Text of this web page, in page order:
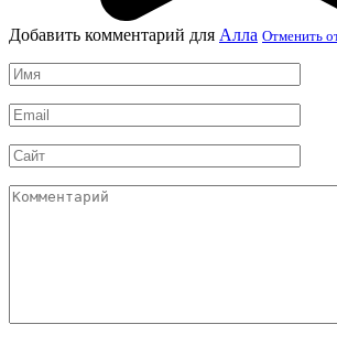
Добавить комментарий для Алла Отменить
Имя
*
Email
*
Сайт
Комментарий